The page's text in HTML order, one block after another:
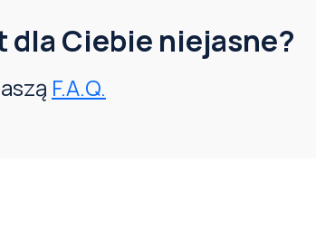
dla Ciebie niejasne?
F.A.Q.